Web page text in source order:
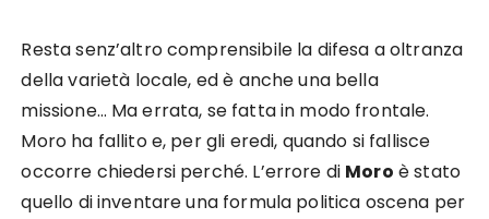
Resta senz’altro comprensibile la difesa a oltranza
della varietà locale, ed è anche una bella
missione… Ma errata, se fatta in modo frontale.
Moro ha fallito e, per gli eredi, quando si fallisce
occorre chiedersi perché. L’errore di Moro è stato
quello di inventare una formula politica oscena per